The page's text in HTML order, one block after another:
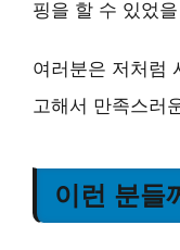
핑을 할 수 있었
여러분은 저처럼
고해서 만족스러
이런 분들